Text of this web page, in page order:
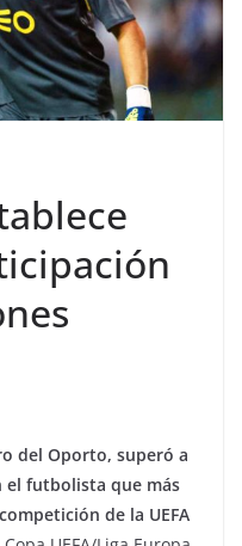
del Oporto, superó a
el futbolista que más
de la UEFA